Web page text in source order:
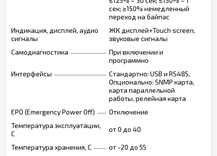
сек; ≥150% немедленный
переход на байпас
Индикация, дисплей, аудио
сигналы
ЖК дисплей+Touch screen,
звуковые сигналы
Самодиагностика
При включении и
программно
Интерфейсы
Стандартно: USB и RS485,
Опционально: SNMP карта,
карта параллельной
работы, релейная карта
EPO (Emergency Power Off)
Отключение
Температура эксплуатации,
C
от 0 до 40
Температура хранения, C
от -20 до 55